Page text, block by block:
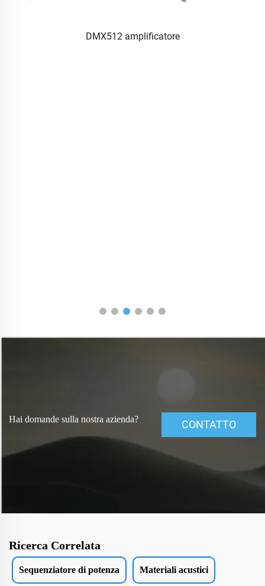
DMX512 amplificatore
Hai domande sulla nostra azienda? CONTATTO
Ricerca Correlata
Sequenziatore di potenza Materiali acustici